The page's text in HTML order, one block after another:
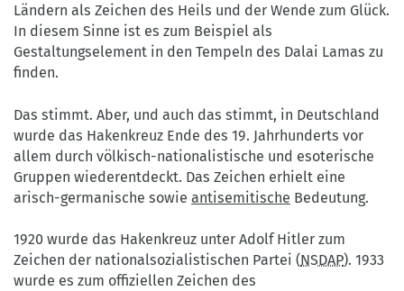
Ländern als Zeichen des Heils und der Wende zum Glück.
In diesem Sinne ist es zum Beispiel als
Gestaltungselement in den Tempeln des Dalai Lamas zu
finden.
Das stimmt. Aber, und auch das stimmt, in Deutschland
wurde das Hakenkreuz Ende des 19. Jahrhunderts vor
allem durch völkisch-nationalistische und esoterische
Gruppen wiederentdeckt. Das Zeichen erhielt eine
arisch-germanische sowie antisemitische Bedeutung.
1920 wurde das Hakenkreuz unter Adolf Hitler zum
Zeichen der nationalsozialistischen Partei (NSDAP). 1933
wurde es zum offiziellen Zeichen des